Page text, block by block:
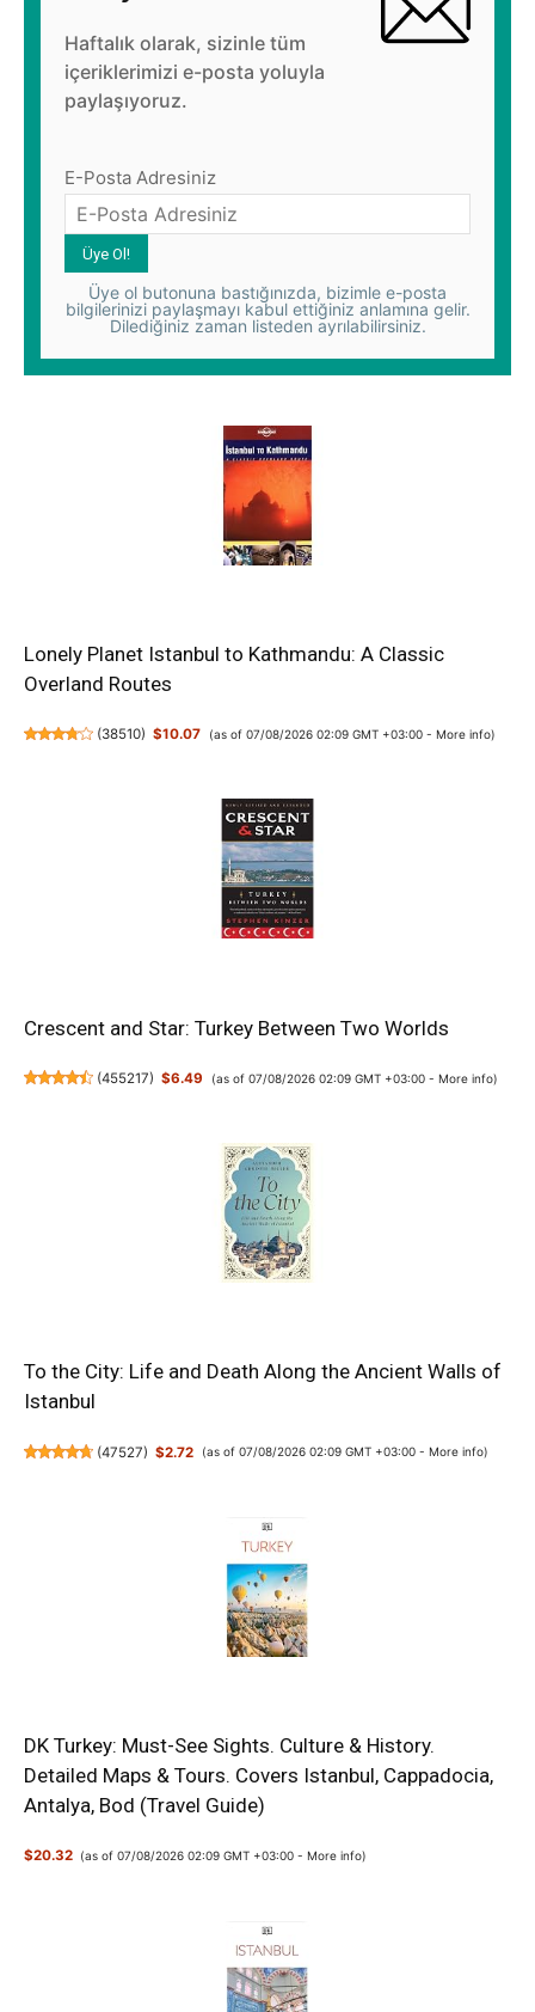
Haftalık olarak, sizinle tüm
içeriklerimizi e-posta yoluyla
paylaşıyoruz.
E-Posta Adresiniz
Üye ol butonuna bastığınızda, bizimle e-posta
bilgilerinizi paylaşmayı kabul ettiğiniz anlamına gelir.
Dilediğiniz zaman listeden ayrılabilirsiniz.
Lonely Planet Istanbul to Kathmandu: A Classic
Overland Routes
(38510) $10.07 (as of 07/08/2026 02:09 GMT +03:00 - More info)
Crescent and Star: Turkey Between Two Worlds
(455217) $6.49 (as of 07/08/2026 02:09 GMT +03:00 - More info)
To the City: Life and Death Along the Ancient Walls of
Istanbul
(47527) $2.72 (as of 07/08/2026 02:09 GMT +03:00 - More info)
DK Turkey: Must-See Sights. Culture & History.
Detailed Maps & Tours. Covers Istanbul, Cappadocia,
Antalya, Bod (Travel Guide)
$20.32 (as of 07/08/2026 02:09 GMT +03:00 -More info)